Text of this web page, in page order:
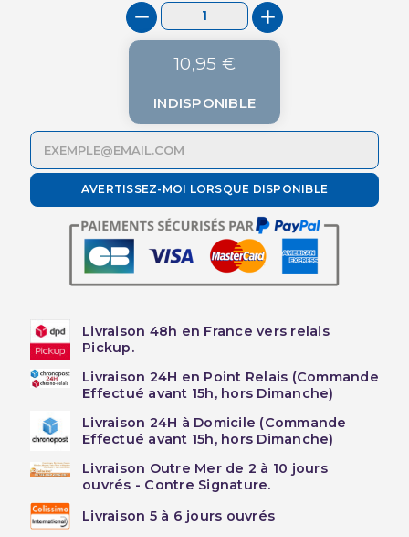
10,95 €
INDISPONIBLE
AVERTISSEZ-MOI LORSQUE DISPONIBLE
Livraison 48h en France vers relais
Pickup.
Livraison 24H en Point Relais (Commande
Effectué avant 15h, hors Dimanche)
Livraison 24H à Domicile (Commande
Effectué avant 15h, hors Dimanche)
Livraison Outre Mer de 2 à 10 jours
ouvrés - Contre Signature.
Livraison 5 à 6 jours ouvrés